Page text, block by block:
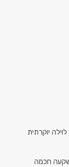
יוקרתית
חכמה